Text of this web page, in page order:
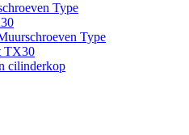
Type
Type
TX30
cilinderkop